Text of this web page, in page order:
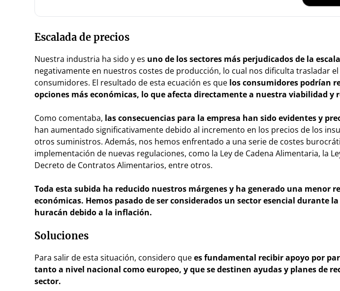
Escalada de precios
Nuestra industria ha sido y es uno de los sectores más perjudicados de la
negativamente en nuestros costes de producción, lo cual nos dificulta trasladar
consumidores. El resultado de esta ecuación es que los consumidores podrían
opciones más económicas, lo que afecta directamente a nuestra viabilidad y
Como comentaba, las consecuencias para la empresa han sido evidentes y
han aumentado significativamente debido al incremento en los precios de los
otros suministros. Además, nos hemos enfrentado a una serie de costes
implementación de nuevas regulaciones, como la Ley de Cadena Alimentaria, la
Decreto de Contratos Alimentarios, entre otros.
Toda esta subida ha reducido nuestros márgenes y ha generado una menor
económicas. Hemos pasado de ser considerados un sector esencial durante
huracán debido a la inflación.
Soluciones
Para salir de esta situación, considero quees fundamental recibir apoyo por
tanto a nivel nacional como europeo, y que se destinen ayudas y planes de
sector.